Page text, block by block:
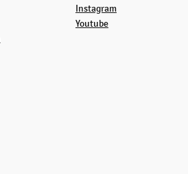
Instagram
Youtube